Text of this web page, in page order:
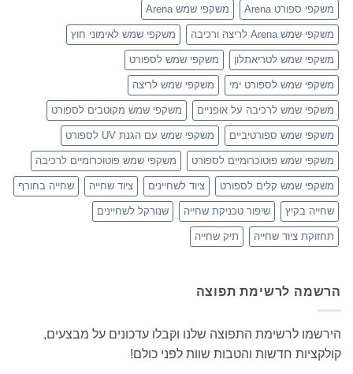
משקפי ספורט Arena משקפי שמש Arena
משקפי שמש Arena לריצה ורכיבה משקפי שמש לאימוני חוץ
משקפי שמש לטריאתלון משקפי שמש לספורט
משקפי שמש לספורט ימי משקפי שמש לריצה
משקפי שמש לרכיבה על אופניים משקפי שמש מקוטבים לספורט
משקפי שמש ספורטיביים משקפי שמש עם הגנת UV לספורט
משקפי שמש פוטוכרומיים לספורט משקפי שמש פוטוכרומיים לרכיבה
משקפי שמש קלים לספורט ציוד לשחיינים ציוד שחייה שחייה בחורף
שחייה בקיץ שיפור טכניקת שחייה שנורקל לשחיינים
תחזוקת ציוד שחייה תיק שחייה
הרשמה לרשימת תפוצה
הירשמו לרשימת התפוצה שלנו וקבלו עדכונים על מבצעים,
קולקציות חדשות והטבות שוות לפני כולם!